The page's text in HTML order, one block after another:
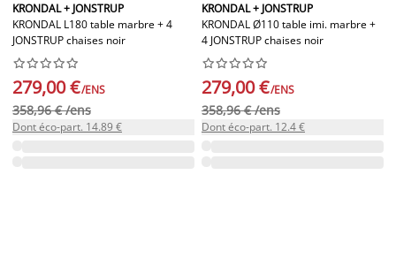
KRONDAL + JONSTRUP
KRONDAL L180 table marbre + 4
JONSTRUP chaises noir






279,00 €/ENS
358,96 € /ens
Dont éco-part. 14.89 €
KRONDAL + JONSTRUP
KRONDAL Ø110 table imi. marbre +
4 JONSTRUP chaises noir






279,00 €/ENS
358,96 € /ens
Dont éco-part. 12.4 €